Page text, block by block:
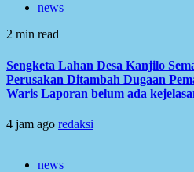
news
2 min read
Sengketa Lahan Desa Kanjilo
Perusakan Ditambah Dugaan
Waris Laporan belum ada
4 jam ago redaksi
news